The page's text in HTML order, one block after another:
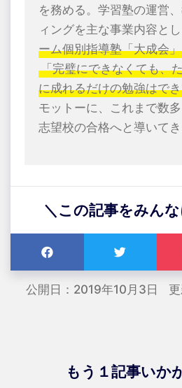
を務める。学習塾の運営
ィングを主な事業内容とし
ーム個別指導塾「大成会」
「完璧にできなくても、
に成れるだけの勉強はで
モットーに、これまで数
志望校の合格へと導いてき
＼この記事をみん
公開日：2019年10月3日
もう１記事いか